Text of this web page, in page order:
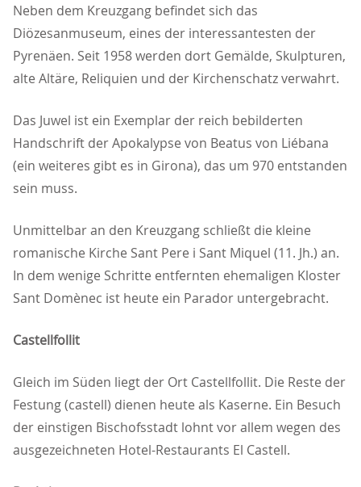
Neben dem Kreuzgang befindet sich das
Diözesanmuseum, eines der interessantesten der
Pyrenäen. Seit 1958 werden dort Gemälde, Skulpturen,
alte Altäre, Reliquien und der Kirchenschatz verwahrt.
Das Juwel ist ein Exemplar der reich bebilderten
Handschrift der Apokalypse von Beatus von Liébana
(ein weiteres gibt es in Girona), das um 970 entstanden
sein muss.
Unmittelbar an den Kreuzgang schließt die kleine
romanische Kirche Sant Pere i Sant Miquel (11. Jh.) an.
In dem wenige Schritte entfernten ehemaligen Kloster
Sant Domènec ist heute ein Parador untergebracht.
Castellfollit
Gleich im Süden liegt der Ort Castellfollit. Die Reste der
Festung (castell) dienen heute als Kaserne. Ein Besuch
der einstigen Bischofsstadt lohnt vor allem wegen des
ausgezeichneten Hotel-Restaurants El Castell.